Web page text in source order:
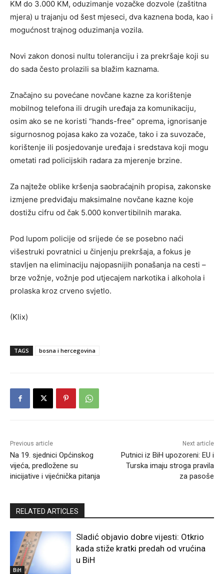
KM do 3.000 KM, oduzimanje vozačke dozvole (zaštitna
mjera) u trajanju od šest mjeseci, dva kaznena boda, kao i
mogućnost trajnog oduzimanja vozila.
Novi zakon donosi nultu toleranciju i za prekršaje koji su
do sada često prolazili sa blažim kaznama.
Značajno su povećane novčane kazne za korištenje
mobilnog telefona ili drugih uređaja za komunikaciju,
osim ako se ne koristi “hands-free” oprema, ignorisanje
sigurnosnog pojasa kako za vozače, tako i za suvozače,
korištenje ili posjedovanje uređaja i sredstava koji mogu
ometati rad policijskih radara za mjerenje brzine.
Za najteže oblike kršenja saobraćajnih propisa, zakonske
izmjene predviđaju maksimalne novčane kazne koje
dostižu cifru od čak 5.000 konvertibilnih maraka.
Pod lupom policije od srijede će se posebno naći
višestruki povratnici u činjenju prekršaja, a fokus je
stavljen na eliminaciju najopasnijih ponašanja na cesti –
brze vožnje, vožnje pod utjecajem narkotika i alkohola i
prolaska kroz crveno svjetlo.
(Klix)
TAGS bosna i hercegovina
Previous article
Na 19. sjednici Općinskog
vijeća, predložene su
inicijative i vijećnička pitanja
Next article
Putnici iz BiH upozoreni: EU i
Turska imaju stroga pravila
za pasoše
RELATED ARTICLES
BiH
Sladić objavio dobre vijesti: Otkrio
kada stiže kratki predah od vrućina
u BiH